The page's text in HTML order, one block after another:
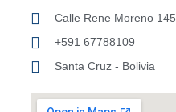
Calle Rene Moreno 145
+591 67788109
Santa Cruz - Bolivia